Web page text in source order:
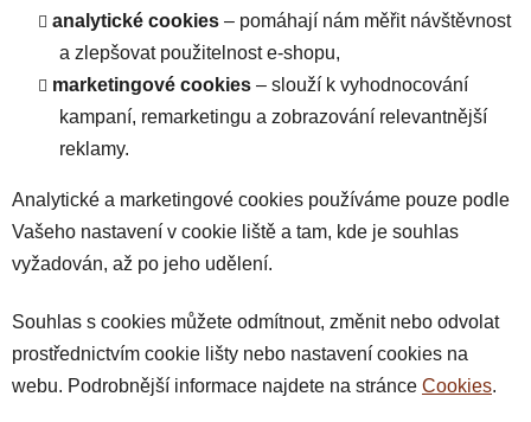
analytické cookies – pomáhají nám měřit návštěvnost
a zlepšovat použitelnost e-shopu,
marketingové cookies – slouží k vyhodnocování
kampaní, remarketingu a zobrazování relevantnější
reklamy.
Analytické a marketingové cookies používáme pouze podle
Vašeho nastavení v cookie liště a tam, kde je souhlas
vyžadován, až po jeho udělení.
Souhlas s cookies můžete odmítnout, změnit nebo odvolat
prostřednictvím cookie lišty nebo nastavení cookies na
webu. Podrobnější informace najdete na stránce Cookies.